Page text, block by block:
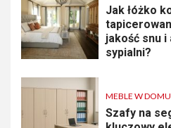
Jak łóżko
jakość snu i
sypialni?
MEBLE W DOMU
Szafy na